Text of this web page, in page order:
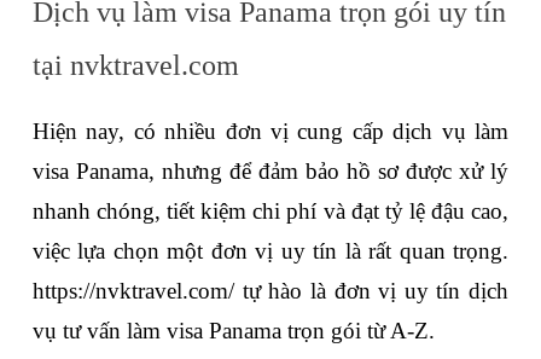
Dịch vụ làm visa Panama trọn gói uy tín
tại nvktravel.com
Hiện nay, có nhiều đơn vị cung cấp dịch vụ làm
visa Panama, nhưng để đảm bảo hồ sơ được xử lý
nhanh chóng, tiết kiệm chi phí và đạt tỷ lệ đậu cao,
https://nvktravel.com/ tự hào là đơn vị uy tín dịch
vụ tư vấn làm visa Panama trọn gói từ A-Z.